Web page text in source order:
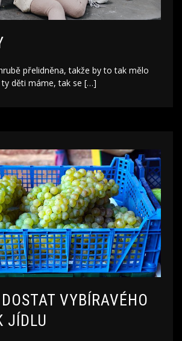
přelidněna, takže by to tak mělo
ty děti máme, tak se […]
VYBÍRAVÉHO
JÍDLU